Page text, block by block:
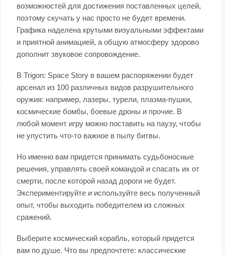
возможностей для достижения поставленных целей,
поэтому скучать у нас просто не будет времени.
Графика наделена крутыми визуальными эффектами
и приятной анимацией, а общую атмосферу здорово
дополнит звуковое сопровождение.
В Trigon: Space Story в вашем распоряжении будет
арсенал из 100 различных видов разрушительного
оружия: например, лазеры, турели, плазма-пушки,
космические бомбы, боевые дроны и прочие. В
любой момент игру можно поставить на паузу, чтобы
не упустить что-то важное в пылу битвы.
Но именно вам придется принимать судьбоносные
решения, управлять своей командой и спасать их от
смерти, после которой назад дороги не будет.
Экспериментируйте и используйте весь полученный
опыт, чтобы выходить победителем из сложных
сражений.
Выберите космический корабль, который придется
вам по душе. Что вы предпочтете: классические